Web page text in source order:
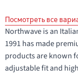
Посмотреть все
Northwave is an
1991 has made
products are known
adjustable fit and